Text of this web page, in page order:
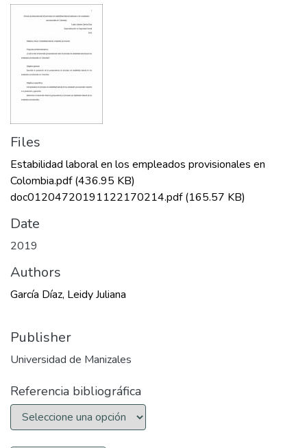
Files
Estabilidad laboral en los empleados provisionales en
Colombia.pdf(436.95 KB)
doc01204720191122170214.pdf(165.57 KB)
Date
2019
Authors
García Díaz, Leidy Juliana
Publisher
Universidad de Manizales
Referencia bibliográfica